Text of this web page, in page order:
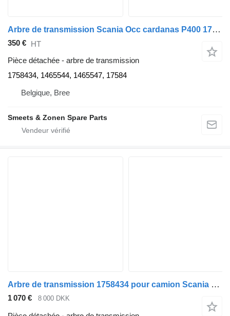
Arbre de transmission Scania Occ cardanas P400 1758434 pour camion
350 € HT
Pièce détachée - arbre de transmission
1758434, 1465544, 1465547, 17584
Belgique, Bree
Smeets & Zonen Spare Parts
Arbre de transmission 1758434 pour camion Scania P400
1 070 € 8 000 DKK